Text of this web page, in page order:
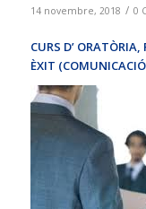
14 novembre, 2018 / 0
CURS D’
ÈXIT (COMUNICACIÓ